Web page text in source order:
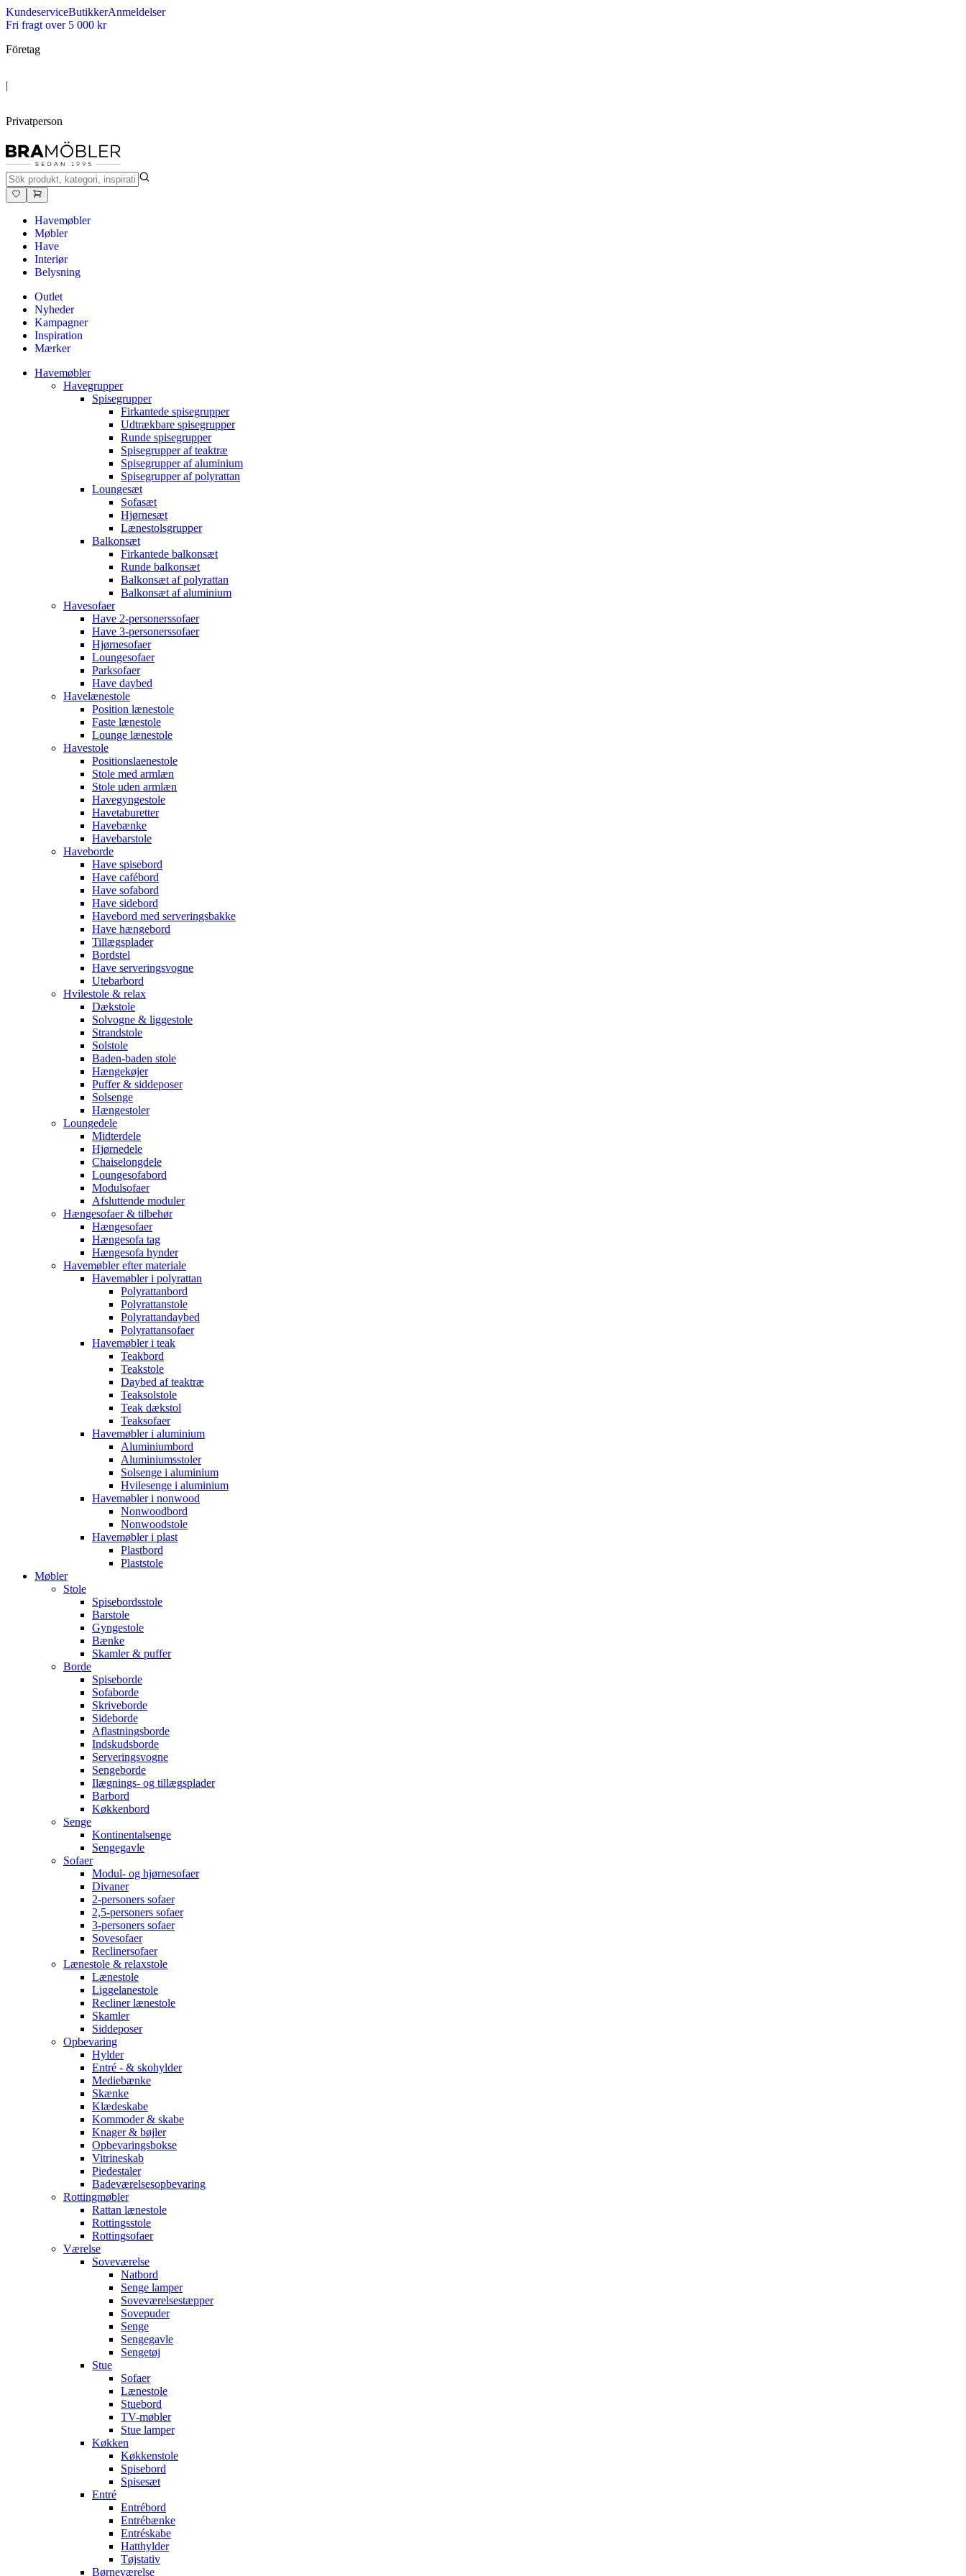
KundeserviceButikkerAnmeldelser
Fri fragt over 5 000 kr
Företag
|
Privatperson
Havemøbler
Møbler
Have
Interiør
Belysning
Outlet
Nyheder
Kampagner
Inspiration
Mærker
Havemøbler
Havegrupper
Spisegrupper
Firkantede spisegrupper
Udtrækbare spisegrupper
Runde spisegrupper
Spisegrupper af teaktræ
Spisegrupper af aluminium
Spisegrupper af polyrattan
Loungesæt
Sofasæt
Hjørnesæt
Lænestolsgrupper
Balkonsæt
Firkantede balkonsæt
Runde balkonsæt
Balkonsæt af polyrattan
Balkonsæt af aluminium
Havesofaer
Have 2-personerssofaer
Have 3-personerssofaer
Hjørnesofaer
Loungesofaer
Parksofaer
Have daybed
Havelænestole
Position lænestole
Faste lænestole
Lounge lænestole
Havestole
Positionslaenestole
Stole med armlæn
Stole uden armlæn
Havegyngestole
Havetaburetter
Havebænke
Havebarstole
Haveborde
Have spisebord
Have cafébord
Have sofabord
Have sidebord
Havebord med serveringsbakke
Have hængebord
Tillægsplader
Bordstel
Have serveringsvogne
Utebarbord
Hvilestole & relax
Dækstole
Solvogne & liggestole
Strandstole
Solstole
Baden-baden stole
Hængekøjer
Puffer & siddeposer
Solsenge
Hængestoler
Loungedele
Midterdele
Hjørnedele
Chaiselongdele
Loungesofabord
Modulsofaer
Afsluttende moduler
Hængesofaer & tilbehør
Hængesofaer
Hængesofa tag
Hængesofa hynder
Havemøbler efter materiale
Havemøbler i polyrattan
Polyrattanbord
Polyrattanstole
Polyrattandaybed
Polyrattansofaer
Havemøbler i teak
Teakbord
Teakstole
Daybed af teaktræ
Teaksolstole
Teak dækstol
Teaksofaer
Havemøbler i aluminium
Aluminiumbord
Aluminiumsstoler
Solsenge i aluminium
Hvilesenge i aluminium
Havemøbler i nonwood
Nonwoodbord
Nonwoodstole
Havemøbler i plast
Plastbord
Plaststole
Møbler
Stole
Spisebordsstole
Barstole
Gyngestole
Bænke
Skamler & puffer
Borde
Spiseborde
Sofaborde
Skriveborde
Sideborde
Aflastningsborde
Indskudsborde
Serveringsvogne
Sengeborde
Ilægnings- og tillægsplader
Barbord
Køkkenbord
Senge
Kontinentalsenge
Sengegavle
Sofaer
Modul- og hjørnesofaer
Divaner
2-personers sofaer
2,5-personers sofaer
3-personers sofaer
Sovesofaer
Reclinersofaer
Lænestole & relaxstole
Lænestole
Liggelanestole
Recliner lænestole
Skamler
Siddeposer
Opbevaring
Hylder
Entré - & skohylder
Mediebænke
Skænke
Klædeskabe
Kommoder & skabe
Knager & bøjler
Opbevaringsbokse
Vitrineskab
Piedestaler
Badeværelsesopbevaring
Rottingmøbler
Rattan lænestole
Rottingsstole
Rottingsofaer
Værelse
Soveværelse
Natbord
Senge lamper
Soveværelsestæpper
Sovepuder
Senge
Sengegavle
Sengetøj
Stue
Sofaer
Lænestole
Stuebord
TV-møbler
Stue lamper
Køkken
Køkkenstole
Spisebord
Spisesæt
Entré
Entrébord
Entrébænke
Entréskabe
Hatthylder
Tøjstativ
Børneværelse